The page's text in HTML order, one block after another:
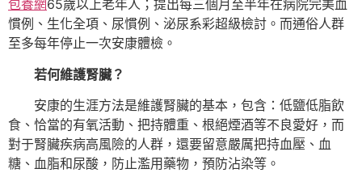
包養網65歲以上老年人；提出每三個月至半年在病院完美血
慣例、生化全項、尿慣例、泌尿系彩超級檢討。而通俗人群
至多每年停止一次安康體檢。
若何維護腎臟？
安康的生涯方法是維護腎臟的基本，包含：低鹽低脂飲
食、恰當的有氧活動、把持體重、根絕煙酒等不良愛好，而
對于腎臟疾病高風險的人群，還要留意嚴厲把持血壓、血
糖、血脂和尿酸，防止濫用藥物，預防沾染等。